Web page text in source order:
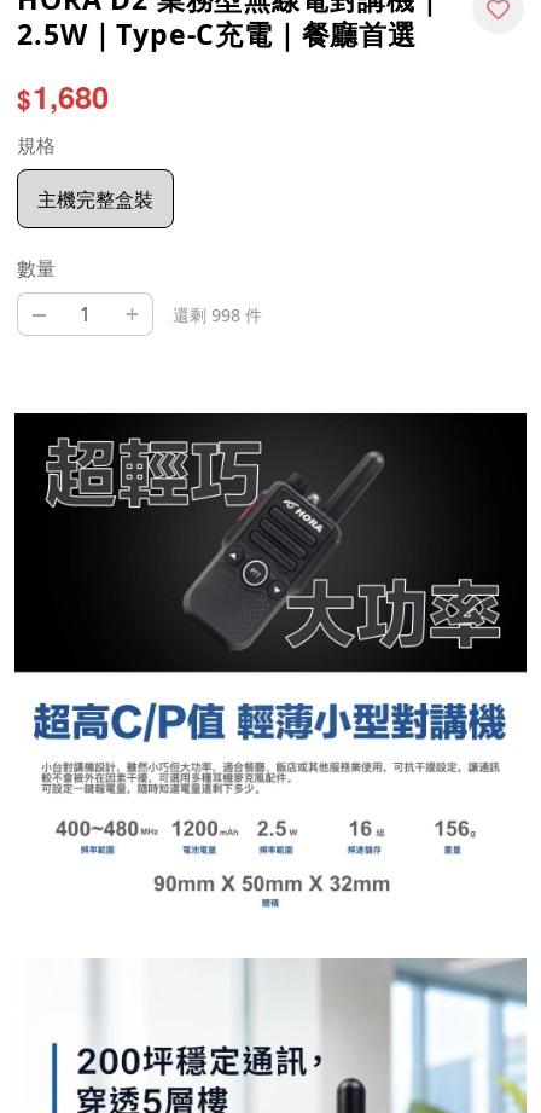
2.5W｜Type-C充電｜餐廳首選
$1,680
規格
主機完整盒裝
數量
– + 還剩 998 件